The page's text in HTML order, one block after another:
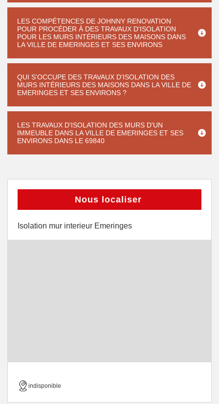
LES COMPÉTENCES DE JOHNNY RENOVATION
POUR PROCÉDER À DES TRAVAUX D'ISOLATION
POUR LES MURS INTÉRIEURS DES MAISONS DANS
LA VILLE DE EMERINGES ET SES ENVIRONS
QUI S'OCCUPE DES TRAVAUX D'ISOLATION DES
MURS INTÉRIEURS DES MAISONS DANS LA VILLE DE
EMERINGES ET SES ENVIRONS ?
LES TRAVAUX D'ISOLATION DES MURS D'UN
IMMEUBLE DANS LA VILLE DE EMERINGES ET SES
ENVIRONS DANS LE 69840
Nous localiser
Isolation mur interieur Emeringes
indisponible